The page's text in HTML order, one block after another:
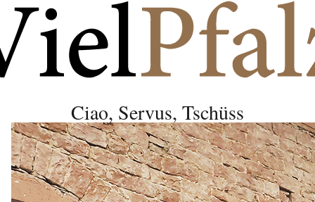
Ciao, Servus, Tschüss